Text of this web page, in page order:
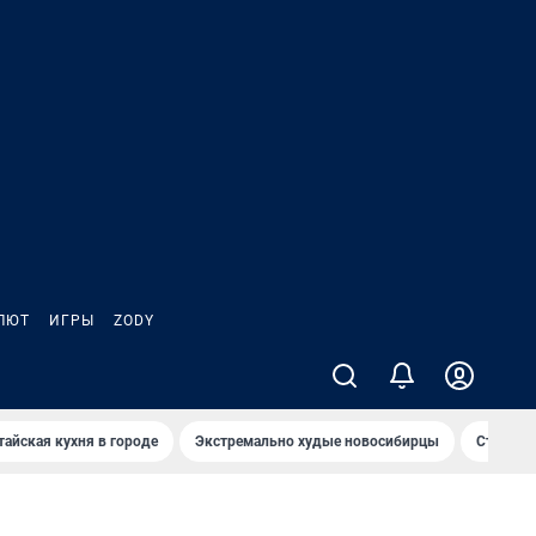
ИГРЫ ZODY
кухня в городе Экстремально худые новосибирцы Старт